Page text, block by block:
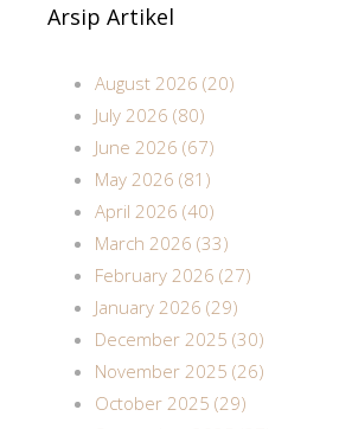
Arsip Artikel
August 2026 (20)
July 2026 (80)
June 2026 (67)
May 2026 (81)
April 2026 (40)
March 2026 (33)
February 2026 (27)
January 2026 (29)
December 2025 (30)
November 2025 (26)
October 2025 (29)